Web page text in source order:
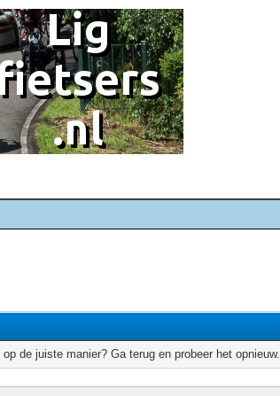
de juiste manier? Ga terug en probeer het opnieuw.